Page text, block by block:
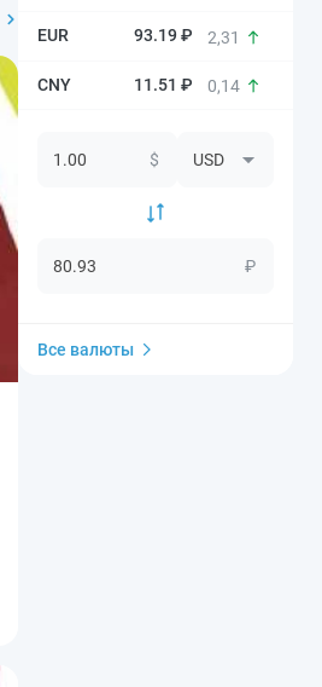
93.19 ₽ 2,31
11.51 ₽ 0,14
$
₽
Все валюты